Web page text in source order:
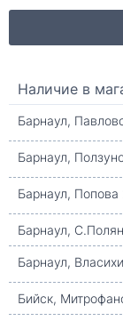
Наличие в
Барнаул,
Барнаул,
Барнаул, Попова
Барнаул,
Барнаул,
Бийск,